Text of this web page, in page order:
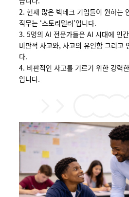
2. 현재 많은 빅테크 기업들이 원하는
직무는 ‘스토리텔러’입니다.
3. 5명의 AI 전문가들은 AI 시대에 인
비판적 사고와, 사고의 유연함 그리고
다.
4. 비판적인 사고를 기르기 위한 강력
입니다.